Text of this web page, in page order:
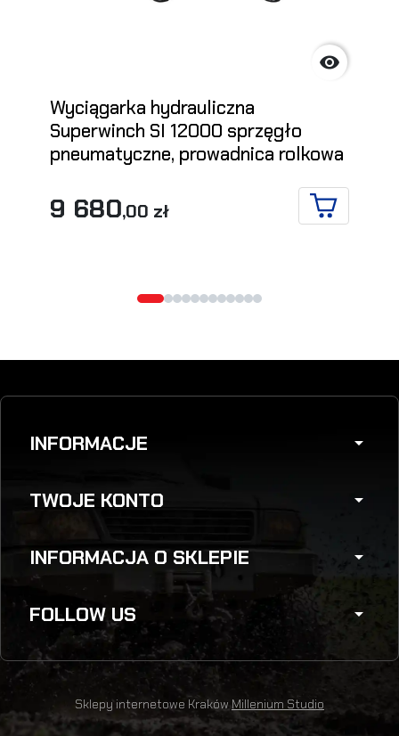

Wyciągarka hydrauliczna
Superwinch SI 12000 sprzęgło
pneumatyczne, prowadnica rolkowa
9 680,00 zł
DO
INFORMACJE arrow_drop_down
TWOJE KONTO arrow_drop_down
INFORMACJA O SKLEPIE arrow_drop_down
FOLLOW US arrow_drop_down
Sklepy internetowe Kraków Millenium Studio